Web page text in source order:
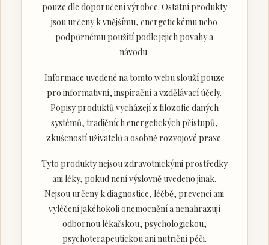
pouze dle doporučení výrobce. Ostatní produkty
jsou určeny k vnějšímu, energetickému nebo
podpůrnému použití podle jejich povahy a
návodu.
Informace uvedené na tomto webu slouží pouze
pro informativní, inspirační a vzdělávací účely.
Popisy produktů vycházejí z filozofie daných
systémů, tradičních energetických přístupů,
zkušeností uživatelů a osobně rozvojové praxe.
Tyto produkty nejsou zdravotnickými prostředky
ani léky, pokud není výslovně uvedeno jinak.
Nejsou určeny k diagnostice, léčbě, prevenci ani
vyléčení jakéhokoli onemocnění a nenahrazují
odbornou lékařskou, psychologickou,
psychoterapeutickou ani nutriční péči.